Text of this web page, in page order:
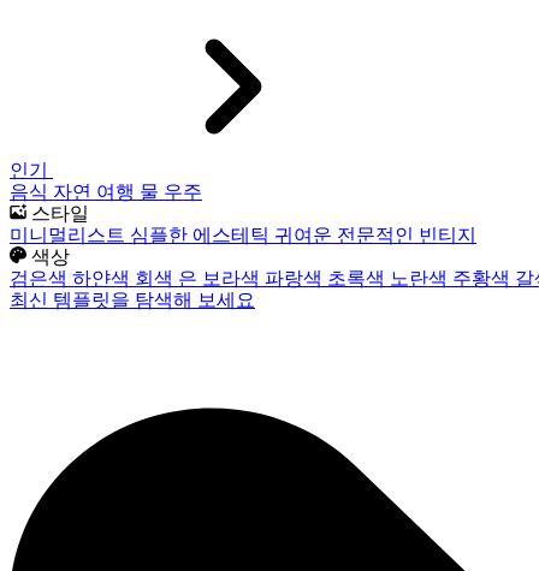
인기
음식 자연 여행 물 우주
스타일
미니멀리스트 심플한 에스테틱 귀여운 전문적인 빈티지
색상
검은색 하얀색 회색 은 보라색 파랑색 초록색 노란색 주황색
최신 템플릿을 탐색해 보세요